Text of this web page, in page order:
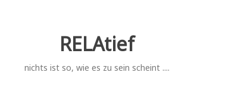
RELAtief
nichts ist so, wie es zu sein scheint ....